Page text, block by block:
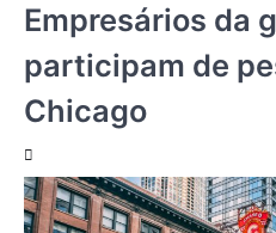
Empresários da
participam de
Chicago